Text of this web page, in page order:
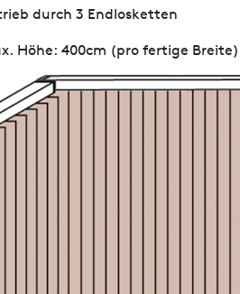
durch 3 Endlosketten
Höhe: 400cm (pro fertige Breite)